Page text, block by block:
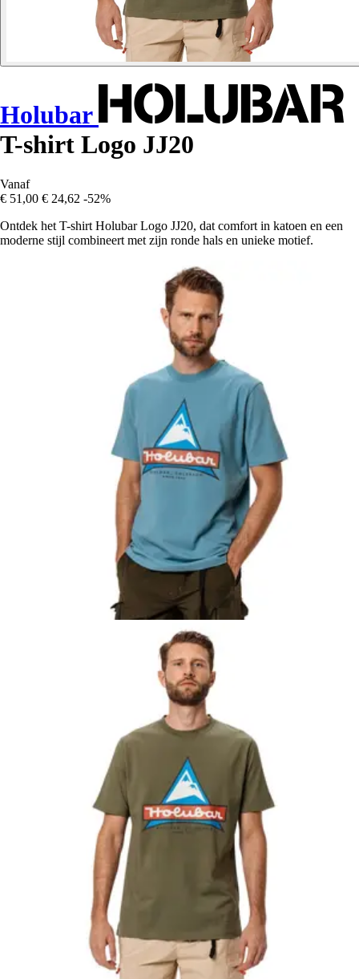
Holubar
T-shirt Logo JJ20
Vanaf
€ 51,00 € 24,62 -52%
Ontdek het T-shirt Holubar Logo JJ20, dat comfort in katoen en een
moderne stijl combineert met zijn ronde hals en unieke motief.